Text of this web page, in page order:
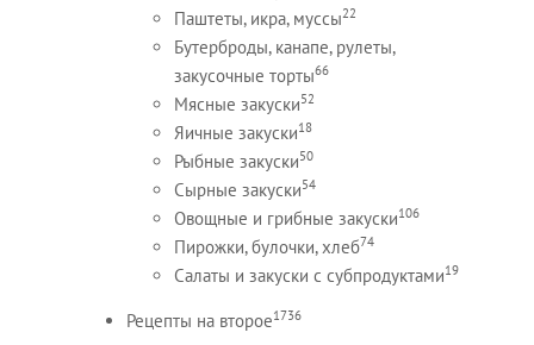
Паштеты, икра, муссы22
Бутерброды, канапе, рулеты,
закусочные торты66
Мясные закуски52
Яичные закуски18
Рыбные закуски50
Сырные закуски54
Овощные и грибные закуски106
Пирожки, булочки, хлеб74
Салаты и закуски с субпродуктами19
Рецепты на второе1736